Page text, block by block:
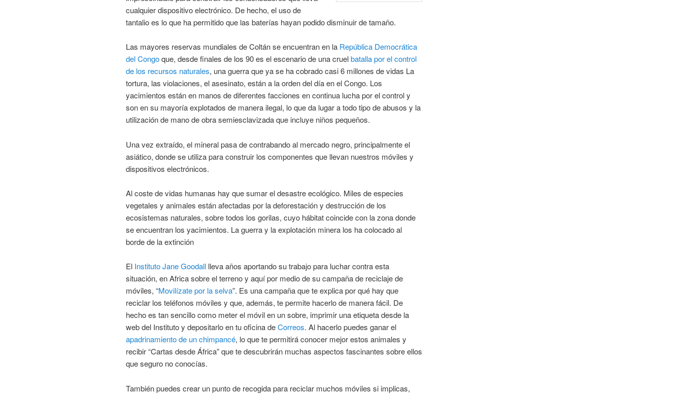
cualquier dispositivo electrónico. De hecho, el uso de
tantalio es lo que ha permitido que las baterías hayan podido disminuir de tamaño.
Las mayores reservas mundiales de Coltán se encuentran en la República Democrática
del Congoque, desde finales de los 90 es el escenario de una cruelbatalla por el control
de los recursos naturales, una guerra que ya se ha cobrado casi 6 millones de vidas La
tortura, las violaciones, el asesinato, están a la orden del día en el Congo. Los
yacimientos están en manos de diferentes facciones en continua lucha por el control y
son en su mayoría explotados de manera ilegal, lo que da lugar a todo tipo de abusos y la
utilización de mano de obra semiesclavizada que incluye niños pequeños.
Una vez extraído, el mineral pasa de contrabando al mercado negro, principalmente el
asiático, donde se utiliza para construir los componentes que llevan nuestros móviles y
dispositivos electrónicos.
Al coste de vidas humanas hay que sumar el desastre ecológico. Miles de especies
vegetales y animales están afectadas por la deforestación y destrucción de los
ecosistemas naturales, sobre todos los gorilas, cuyo hábitat coincide con la zona donde
se encuentran los yacimientos. La guerra y la explotación minera los ha colocado al
borde de la extinción
El Instituto Jane Goodall lleva años aportando su trabajo para luchar contra esta
situación, en Africa sobre el terreno y aquí por medio de su campaña de reciclaje de
móviles, “Movilízate por la selva”. Es una campaña que te explica por qué hay que
reciclar los teléfonos móviles y que, además, te permite hacerlo de manera fácil. De
hecho es tan sencillo como meter el móvil en un sobre, imprimir una etiqueta desde la
web del Instituto y depositarlo en tu oficina deCorreos. Al hacerlo puedes ganar el
apadrinamiento de un chimpancé, lo que te permitirá conocer mejor estos animales y
recibir “Cartas desde África” que te descubrirán muchas aspectos fascinantes sobre ellos
que seguro no conocías.
También puedes crear un punto de recogida para reciclar muchos móviles si implicas,